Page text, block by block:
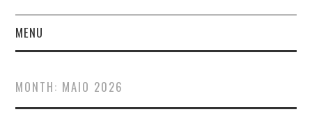
MENU
MONTH: MAIO 2026